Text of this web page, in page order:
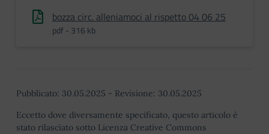
bozza circ. alleniamoci al rispetto 04 06 25
pdf - 316 kb
Pubblicato: 30.05.2025 - Revisione: 30.05.2025
Eccetto dove diversamente specificato, questo articolo è
stato rilasciato sotto Licenza Creative Commons